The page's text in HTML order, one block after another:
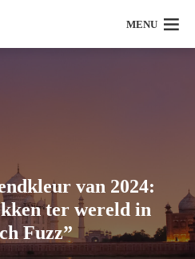
MENU
van 2024:
ter wereld in
Fuzz”